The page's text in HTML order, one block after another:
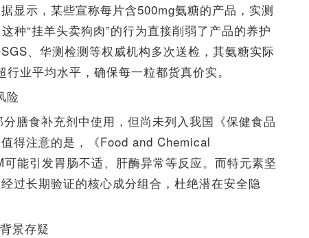
显示，某些宣称每片含500mg氨糖的产品，实测
种“挂羊头卖狗肉”的行为直接削弱了产品的养护
、华测检测等权威机构多次送检，其氨糖实际
业平均水平，确保每一粒都货真价实。
险
膳食补充剂中使用，但尚未列入我国《保健食品
得注意的是，《Food and Chemical
能引发胃肠不适、肝酶异常等反应。而特元素坚
过长期验证的核心成分组合，杜绝潜在安全隐
景存疑